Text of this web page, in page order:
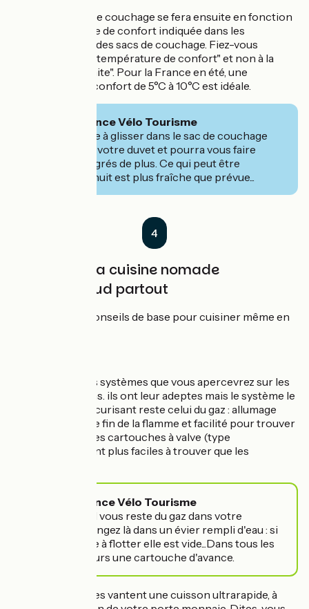
Le choix du sac de couchage se fera ensuite en fonction
de la température de confort indiquée dans les
caractéristiques des sacs de couchage. Fiez-vous
uniquement à la "température de confort" et non à la
"température limite". Pour la France en été, une
température de confort de 5°C à 10°C est idéale.
🧭Conseil France Vélo Tourisme
Un drap de soie à glisser dans le sac de couchage
évitera de salir votre duvet et pourra vous faire
gagner 1 à 2 degrés de plus. Ce qui peut être
bienvenu si la nuit est plus fraîche que prévue...
4
La cuisine nomade
Manger chaud partout
Voici quelques conseils de base pour cuisiner même en
Il existe plusieurs systèmes que vous apercevrez sur les
réseaux et forums. ils ont leur adeptes mais le système le
plus simple et sécurisant reste celui du gaz : allumage
immédiat, réglage fin de la flamme et facilité pour trouver
des recharges. Les cartouches à valve (type
Primus/MSR) sont plus faciles à trouver que les
📎Astuce France Vélo Tourisme
Pour savoir s'il vous reste du gaz dans votre
cartouche, plongez là dans un évier rempli d'eau : si
elle a tendance à flotter elle est vide...Dans tous les
cas ayez toujours une cartouche d'avance.
Certains systèmes vantent une cuisson ultrarapide, à